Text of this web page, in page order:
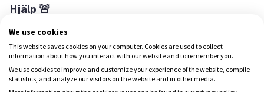
Hjälp 🚨
Hjälpcenter
Ladda ned Yepstr
We use cookies
This website saves cookies on your computer. Cookies are used to collect
information about how you interact with our website and to remember you.
We use cookies to improve and customize your experience of the website, compile
statistics, and analyze our visitors on the website and in other media.